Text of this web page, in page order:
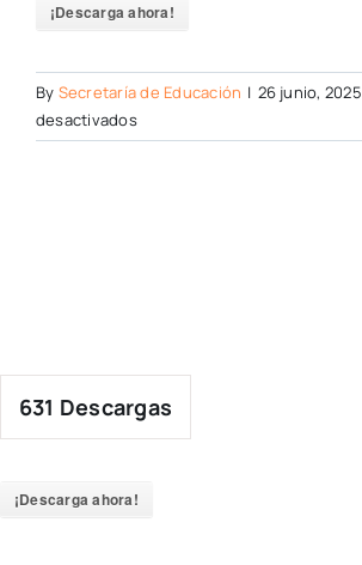
¡Descarga ahora!
By Secretaría de Educación | 26 junio, 2025
desactivadosen
631 Descargas
¡Descarga ahora!